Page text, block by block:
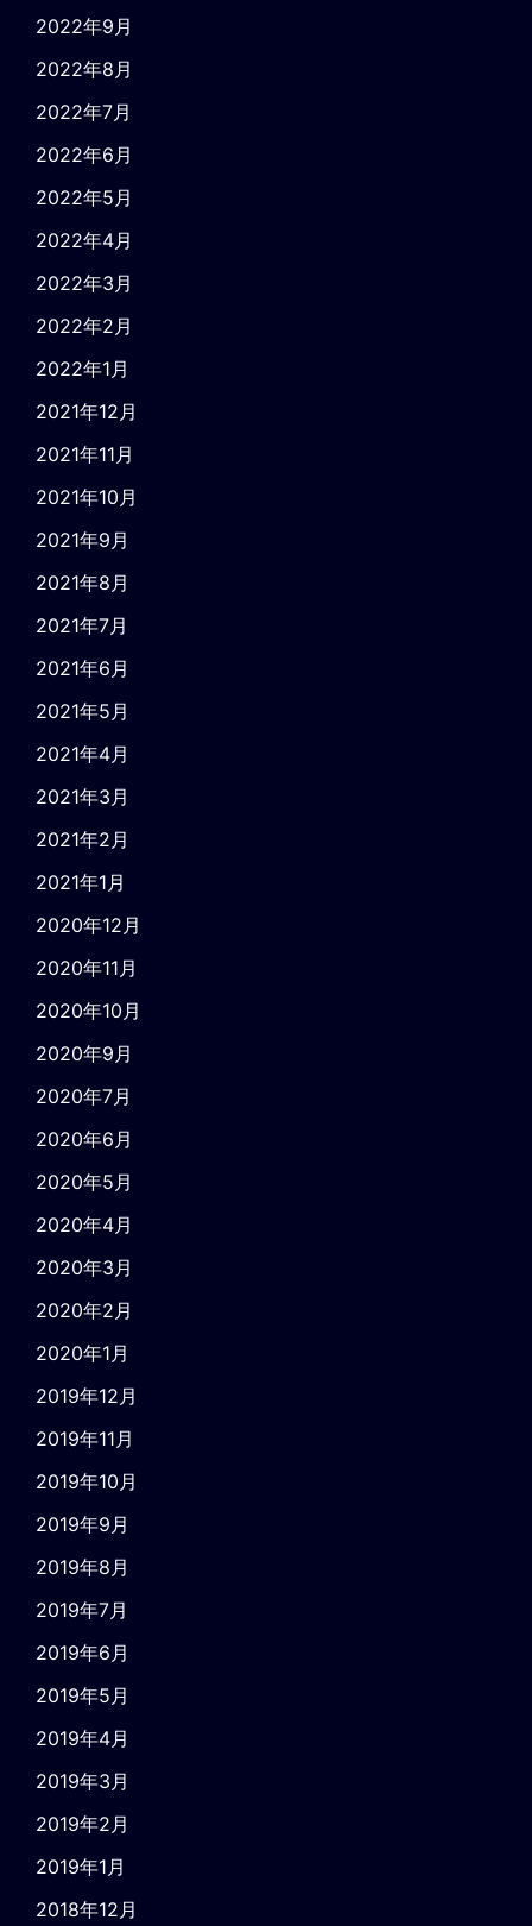
2022年9月
2022年8月
2022年7月
2022年6月
2022年5月
2022年4月
2022年3月
2022年2月
2022年1月
2021年12月
2021年11月
2021年10月
2021年9月
2021年8月
2021年7月
2021年6月
2021年5月
2021年4月
2021年3月
2021年2月
2021年1月
2020年12月
2020年11月
2020年10月
2020年9月
2020年7月
2020年6月
2020年5月
2020年4月
2020年3月
2020年2月
2020年1月
2019年12月
2019年11月
2019年10月
2019年9月
2019年8月
2019年7月
2019年6月
2019年5月
2019年4月
2019年3月
2019年2月
2019年1月
2018年12月